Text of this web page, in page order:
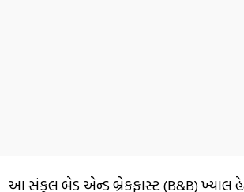
આ સંકુલ બેડ એન્ડ બ્રેકફાસ્ટ (B&B) ખ્યાલ